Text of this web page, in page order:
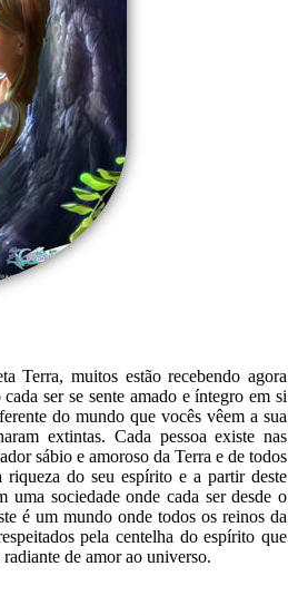
Terra, muitos estão recebendo agora
ser se sente amado e íntegro em si
do mundo que vocês vêem a sua
extintas. Cada pessoa existe nas
sábio e amoroso da Terra e de todos
riqueza do seu espírito e a partir deste
sociedade onde cada ser desde o
é um mundo onde todos os reinos da
pela centelha do espírito que
de amor ao universo.